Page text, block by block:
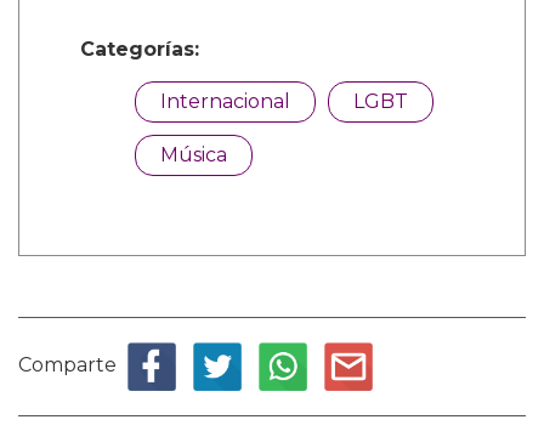
Categorías:
Internacional LGBT
Música
Comparte